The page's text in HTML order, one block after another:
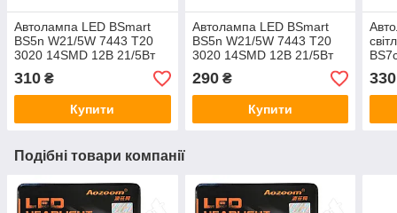
Автолампа LED BSmart
BS5n W21/5W 7443 T20
3020 14SMD 12В 21/5Вт
Canbus Червона
310 ₴
Купити
Автолампа LED BSmart
BS5n W21/5W 7443 T20
3020 14SMD 12В 21/5Вт
Canbus Біла
290₴
Купити
12В
330
Подібні товари компанії